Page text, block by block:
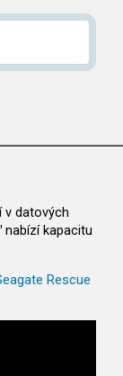
v datových
nabízí kapacitu
Rescue